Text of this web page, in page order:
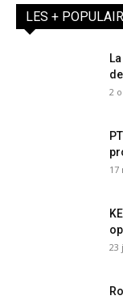
LES +
2
17
23